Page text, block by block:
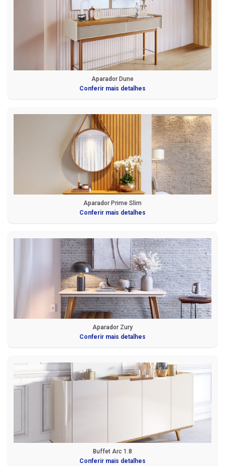
Aparador Dune
Conferir mais detalhes
Aparador Prime Slim
Conferir mais detalhes
Aparador Zury
Conferir mais detalhes
Buffet Arc 1.8
Conferir mais detalhes